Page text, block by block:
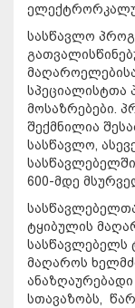
სასწავლო
სპეციალისტთა
მოსაზრებები.
შექმნილია
სასწავლო,
600-მდე
ტყიბულის
სასწავლებელს
მაღაროს
სთავაზობს,